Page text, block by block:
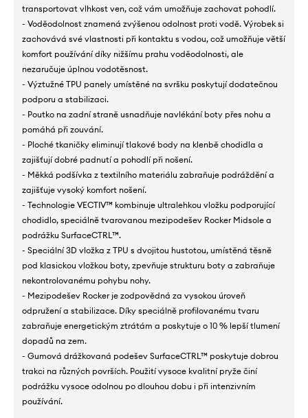
transportovat vlhkost ven, což vám umožňuje zachovat pohodlí.
- Voděodolnost znamená zvýšenou odolnost proti vodě. Výrobek si
zachovává své vlastnosti při kontaktu s vodou, což umožňuje větší
komfort používání díky nižšímu prahu voděodolnosti, ale
nezaručuje úplnou vodotěsnost.
- Výztužné TPU panely umístěné na svršku poskytují dodatečnou
podporu a stabilizaci.
- Poutko na zadní straně usnadňuje navlékání boty přes nohu a
pomáhá při zouvání.
- Ploché tkaničky eliminují tlakové body na klenbě chodidla a
zajišťují dobré padnutí a pohodlí při nošení.
- Měkká podšívka z textilního materiálu zabraňuje podráždění a
zajišťuje vysoký komfort nošení.
- Technologie VECTIV™ kombinuje ultralehkou vložku podporující
chodidlo, speciálně tvarovanou mezipodešev Rocker Midsole a
podrážku SurfaceCTRL™.
- Speciální 3D vložka z TPU s dvojitou hustotou, umístěná těsně
pod klasickou vložkou boty, zpevňuje strukturu boty a zabraňuje
nekontrolovanému pohybu nohy.
- Mezipodešev Rocker je zodpovědná za vysokou úroveň
odpružení a stabilizace. Díky speciálně profilovanému tvaru
zabraňuje energetickým ztrátám a poskytuje o 10 % lepší tlumení
dopadů na zem.
- Gumová drážkovaná podešev SurfaceCTRL™ poskytuje dobrou
trakci na různých površích. Použití vysoce kvalitní pryže činí
podrážku vysoce odolnou po dlouhou dobu i při intenzivním
používání.